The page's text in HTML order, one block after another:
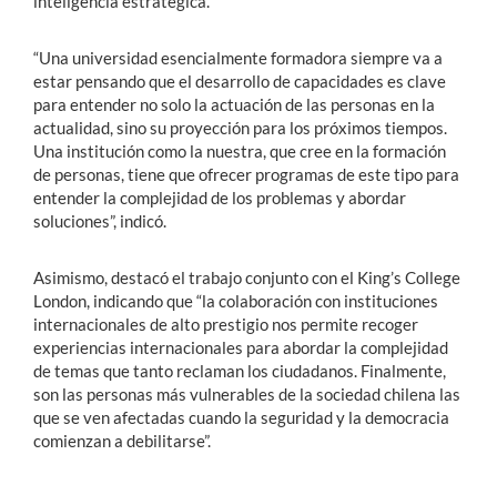
“Una universidad esencialmente formadora siempre va a
estar pensando que el desarrollo de capacidades es clave
para entender no solo la actuación de las personas en la
actualidad, sino su proyección para los próximos tiempos.
Una institución como la nuestra, que cree en la formación
de personas, tiene que ofrecer programas de este tipo para
entender la complejidad de los problemas y abordar
soluciones”, indicó.
Asimismo, destacó el trabajo conjunto con el King’s College
London, indicando que “la colaboración con instituciones
internacionales de alto prestigio nos permite recoger
experiencias internacionales para abordar la complejidad
de temas que tanto reclaman los ciudadanos. Finalmente,
son las personas más vulnerables de la sociedad chilena las
que se ven afectadas cuando la seguridad y la democracia
comienzan a debilitarse”.